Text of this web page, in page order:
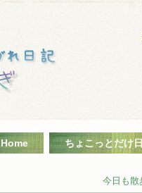
Home ちょこっとだけ
今日も